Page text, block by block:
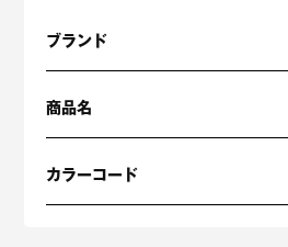
ブランド
商品名
カラーコード